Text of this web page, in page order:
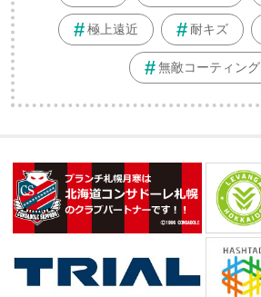
極上遠近 耐キズ
無敵コーティング